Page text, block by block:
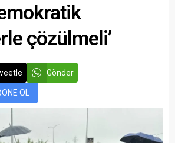
çözülmeli’
Gönder
OL